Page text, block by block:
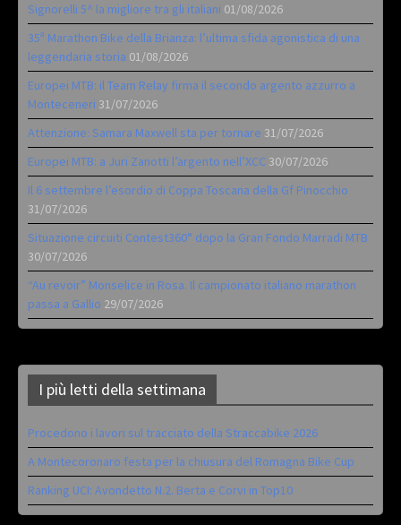
Signorelli 5^ la migliore tra gli italiani 01/08/2026
35ª Marathon Bike della Brianza: l’ultima sfida agonistica di una
leggendaria storia 01/08/2026
Europei MTB: il Team Relay firma il secondo argento azzurro a
Monteceneri 31/07/2026
Attenzione: Samara Maxwell sta per tornare 31/07/2026
Europei MTB: a Juri Zanotti l’argento nell’XCC 30/07/2026
Il 6 settembre l’esordio di Coppa Toscana della Gf Pinocchio
31/07/2026
Situazione circuiti Contest360° dopo la Gran Fondo Marradi MTB
30/07/2026
“Au revoir” Monselice in Rosa. Il campionato italiano marathon
passa a Gallio 29/07/2026
I più letti della settimana
Procedono i lavori sul tracciato della Straccabike 2026
A Montecoronaro festa per la chiusura del Romagna Bike Cup
Ranking UCI: Avondetto N.2. Berta e Corvi in Top10